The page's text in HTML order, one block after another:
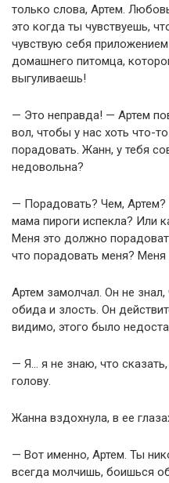
только слова, Артем.
это когда ты чувствуешь,
чувствую себя
домашнего питомца,
выгуливаешь!
— Это неправда! — Артем
вол, чтобы у нас хоть что-
порадовать. Жанн, у тебя
недовольна?
— Порадовать? Чем,
мама пироги испекла? Или
Меня это должно
что порадовать меня?
Артем замолчал. Он не знал,
обида и злость. Он
видимо, этого было
— Я… я не знаю, что
голову.
Жанна вздохнула, в ее
— Вот именно, Артем. Ты
всегда молчишь, боишься